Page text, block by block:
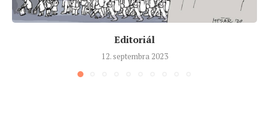
Editoriál
12. septembra 2023